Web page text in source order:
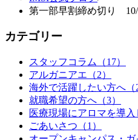
第一部早割締め切り 10/
カテゴリー
スタッフコラム（17）
アルガニアエ（2）
海外で活躍したい方へ（2
就職希望の方へ（3）
医療現場にアロマを導入
ごあいさつ（1）